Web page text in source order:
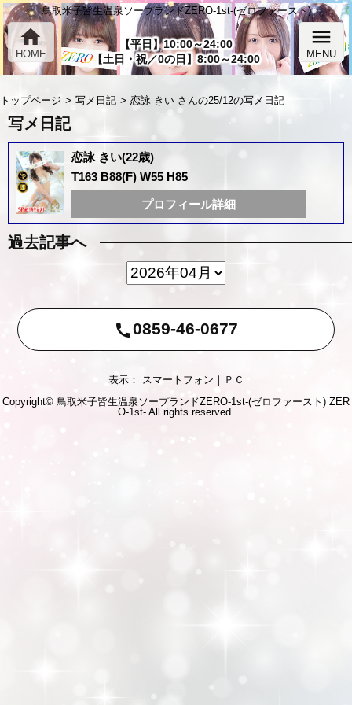
鳥取米子皆生温泉ソープランドZERO-1st-(ゼロファースト)
【平日】10:00～24:00
【土日・祝／0の日】8:00～24:00
home
HOME
menu
MENU
トップページ 写メ日記 恋詠 きい さんの25/12の写メ日記
写メ日記
恋詠 きい(22歳)
T163 B88(F) W55 H85
プロフィール詳細
過去記事へ
call0859-46-0677
表示： スマートフォン｜ ＰＣ
Copyright© 鳥取米子皆生温泉ソープランドZERO-1st-(ゼロファースト) ZER
O-1st- All rights reserved.